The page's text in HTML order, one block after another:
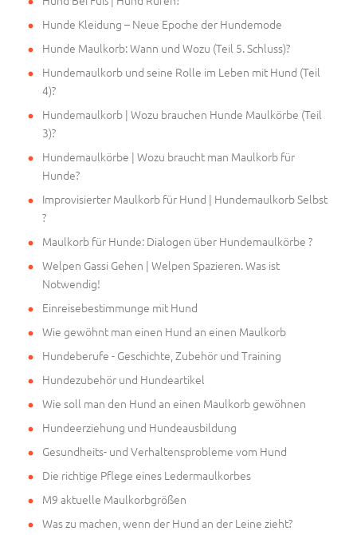
Hunde Kleidung – Neue Epoche der Hundemode
Hunde Maulkorb: Wann und Wozu (Teil 5. Schluss)?
Hundemaulkorb und seine Rolle im Leben mit Hund (Teil
4)?
Hundemaulkorb | Wozu brauchen Hunde Maulkörbe (Teil
3)?
Hundemaulkörbe | Wozu braucht man Maulkorb für
Hunde?
Improvisierter Maulkorb für Hund | Hundemaulkorb Selbst
?
Maulkorb für Hunde: Dialogen über Hundemaulkörbe ?
Welpen Gassi Gehen | Welpen Spazieren. Was ist
Notwendig!
Einreisebestimmunge mit Hund
Wie gewöhnt man einen Hund an einen Maulkorb
Hundeberufe - Geschichte, Zubehör und Training
Hundezubehör und Hundeartikel
Wie soll man den Hund an einen Maulkorb gewöhnen
Hundeerziehung und Hundeausbildung
Gesundheits- und Verhaltensprobleme vom Hund
Die richtige Pflege eines Ledermaulkorbes
M9 aktuelle Maulkorbgrößen
Was zu machen, wenn der Hund an der Leine zieht?